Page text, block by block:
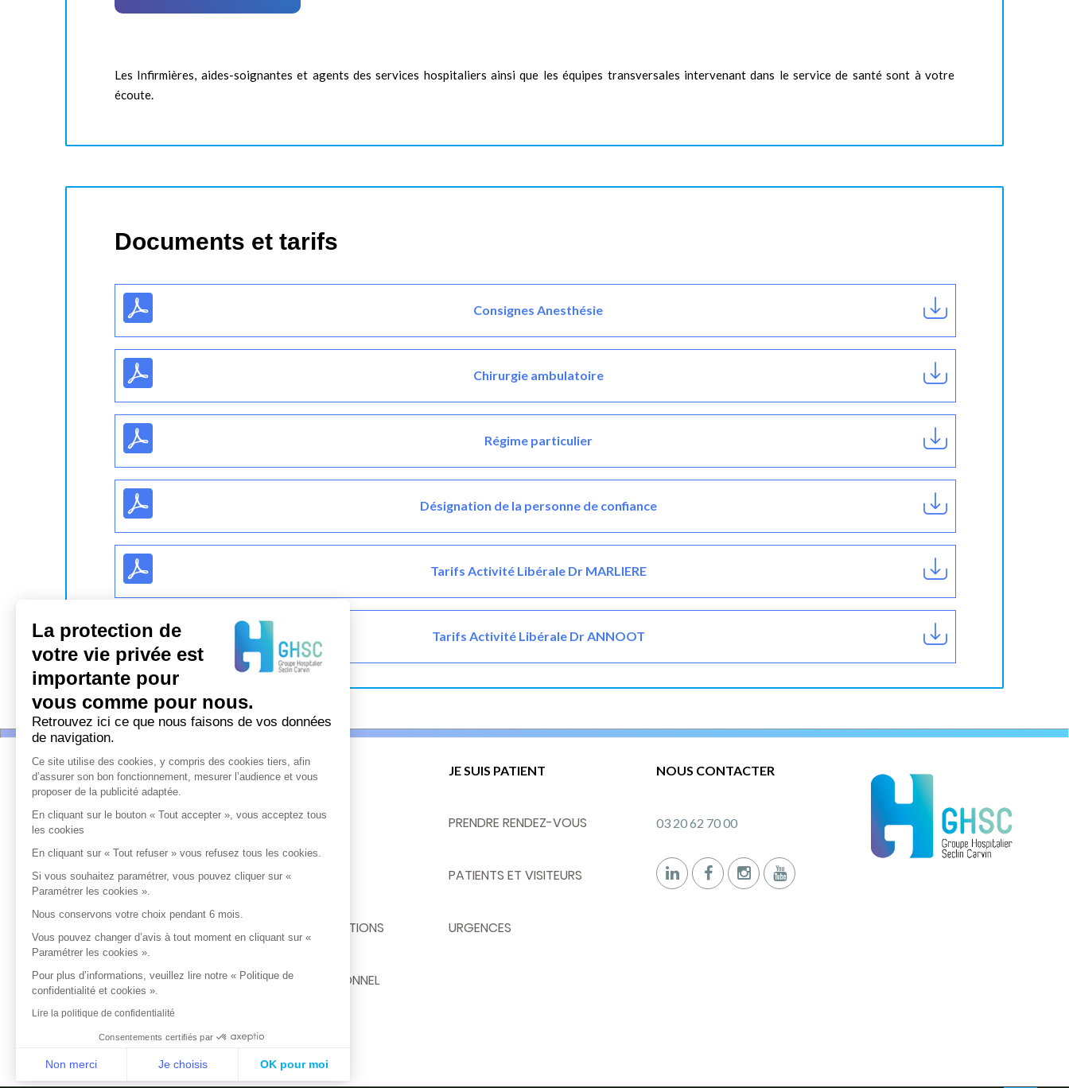
Les Infirmières, aides-soignantes et agents des services hospitaliers ainsi que les équipes transversales intervenant dans le service de santé sont à votre
écoute.
Documents et tarifs
Consignes Anesthésie
Chirurgie ambulatoire
Régime particulier
Désignation de la personne de confiance
Tarifs Activité Libérale Dr MARLIERE
Tarifs Activité Libérale Dr ANNOOT
ACCÈS RAPIDE
NOS SERVICES
INFOS PRATIQUES
EMPLOIS ET FORMATIONS
PORTAIL PROFESSIONNEL
JE SUIS PATIENT
PRENDRE RENDEZ-VOUS
PATIENTS ET VISITEURS
URGENCES
NOUS CONTACTER
03 20 62 70 00
La protection de
votre vie privée est
importante pour
vous comme pour nous.
Retrouvez ici ce que nous faisons de vos données
de navigation.
Ce site utilise des cookies, y compris des cookies tiers, afin
d’assurer son bon fonctionnement, mesurer l’audience et vous
proposer de la publicité adaptée.
En cliquant sur le bouton « Tout accepter », vous acceptez tous
les cookies
En cliquant sur « Tout refuser » vous refusez tous les cookies.
Si vous souhaitez paramétrer, vous pouvez cliquer sur «
Paramétrer les cookies ».
Nous conservons votre choix pendant 6 mois.
Vous pouvez changer d’avis à tout moment en cliquant sur «
Paramétrer les cookies ».
Pour plus d’informations, veuillez lire notre « Politique de
confidentialité et cookies ».
Lire la politique de confidentialité
Consentements certifiés par
Non merci Je choisis OK pour moi